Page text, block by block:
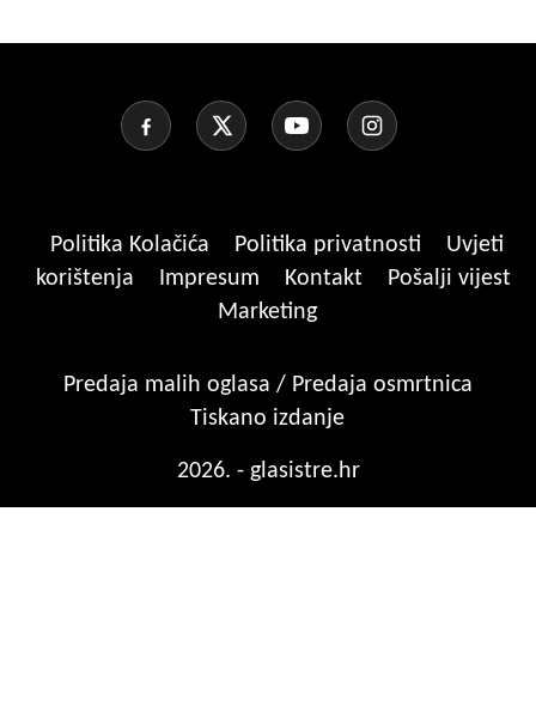
Politika Kolačića Politika privatnosti
Uvjeti
korištenja
Impresum Kontakt
Pošalji vijest
Marketing
Predaja malih oglasa / Predaja osmrtnica
Tiskano izdanje
2026. - glasistre.hr